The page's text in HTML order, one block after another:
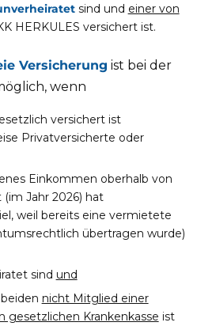
sind und einer von
HERKULES versichert ist.
Versicherung ist bei der
wenn
versichert ist
Privatversicherte oder
Einkommen oberhalb von
Jahr 2026) hat
weil bereits eine vermietete
übertragen wurde)
sind und
nicht Mitglied einer
gesetzlichen Krankenkasse ist